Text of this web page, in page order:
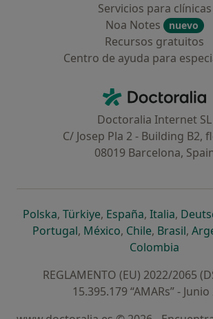
Servicios para clínicas
Noa Notes
nuevo
Recursos gratuitos
Centro de ayuda para
Doctoralia -
Doctoralia Internet SL
C/ Josep Pla 2 - Building B2,
08019 Barcelona,
Polskase abre en una nueva pestaña
, Türkiyese abre en una
, Españase abre en
, Italiase
,
Portugalse abre en una nueva
, Méxicose abre en una
, Chilese abre en
, Brasilse
,
Colombia
REGLAMENTO (EU) 2022/2065
15.395.179 “AMARs” -